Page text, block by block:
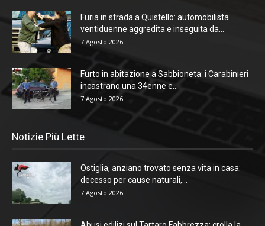
Furia in strada a Quistello: automobilista
ventiduenne aggredita e inseguita da...
7 Agosto 2026
Furto in abitazione a Sabbioneta: i Carabinieri
incastrano una 34enne e...
7 Agosto 2026
Notizie Più Lette
Ostiglia, anziano trovato senza vita in casa:
decesso per cause naturali,...
7 Agosto 2026